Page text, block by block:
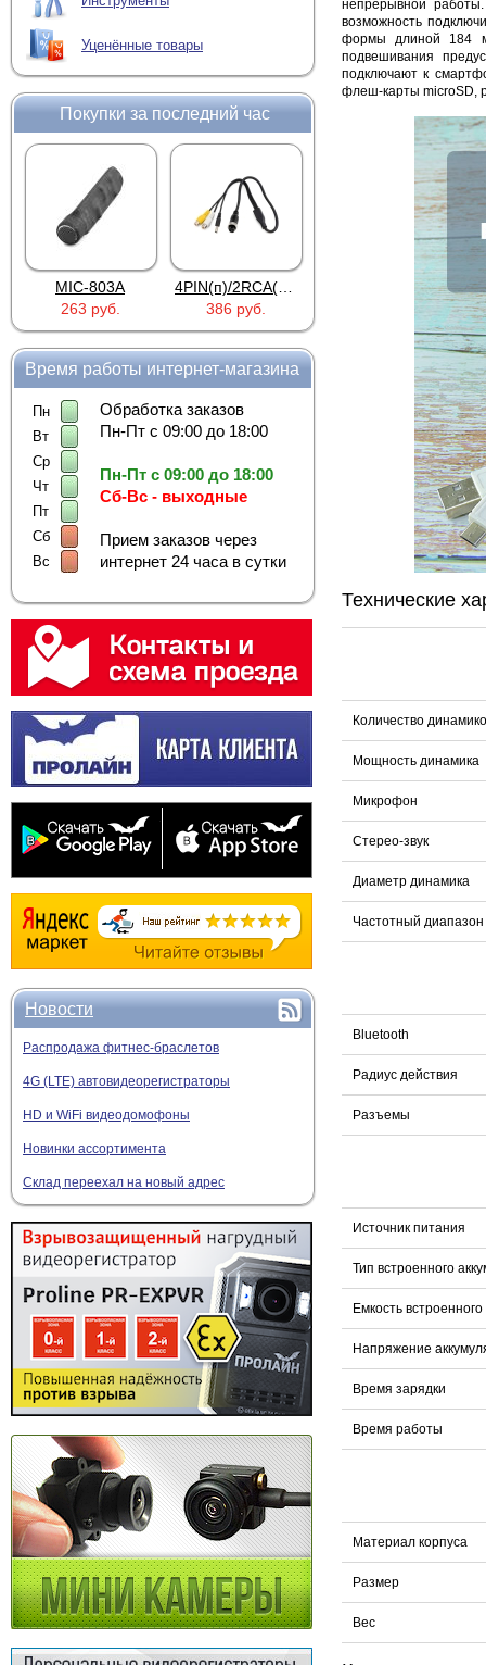
Уценённые товары
Покупки за последний час
MIC-803A
263 руб.
386 руб.
4PIN(п)/2RCA(п)+DJK-11(п)
Время работы интернет-магазина
Пн
Вт
Ср
Чт
Пт
Сб
Вс
Обработка заказов
Пн-Пт с 09:00 до 18:00
Пн-Пт с 09:00 до 18:00
Сб-Вс - выходные
Прием заказов через
интернет 24 часа в сутки
Новости
Распродажа фитнес-браслетов
4G (LTE) автовидеорегистраторы
HD и WiFi видеодомофоны
Новинки ассортимента
Склад переехал на новый адрес
непрерывной
возможность
формы длиной 184
подвешивания
подключают к
флеш-карты microSD,
Технические
Количество
Мощность динамика
Микрофон
Стерео-звук
Диаметр динамика
Частотный диапазон
Bluetooth
Радиус действия
Разъемы
Источник питания
Тип встроенного
Емкость
Напряжение
Время зарядки
Время работы
Материал корпуса
Размер
Вес